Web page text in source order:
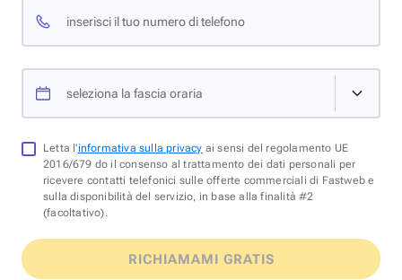
inserisci il tuo numero di telefono
seleziona la fascia oraria
Letta l'informativa sulla privacy ai sensi del regolamento UE
2016/679 do il consenso al trattamento dei dati personali per
ricevere contatti telefonici sulle offerte commerciali di Fastweb e
sulla disponibilità del servizio, in base alla finalità #2
(facoltativo).
RICHIAMAMI GRATIS